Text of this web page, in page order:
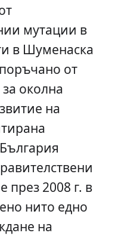
мутации в
в Шуменаска
от
околна
на
през 2008 г. в
нито едно
на